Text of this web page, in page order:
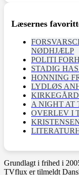
Læsernes
NØDHJÆLP
POLITI
STADIG
HONNING
LYDLØS
A NIGHT AT
OVERLEV I
Grundlagt i frihed i
TVflux er tilmeldt